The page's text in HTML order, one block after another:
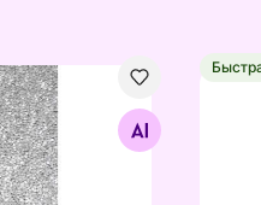
80x160 см
похожие